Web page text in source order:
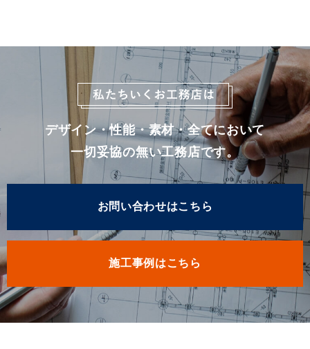
デザイン・性能・素材・全てにおいて
一切妥協の無い工務店です。
お問い合わせはこちら
施工事例はこちら